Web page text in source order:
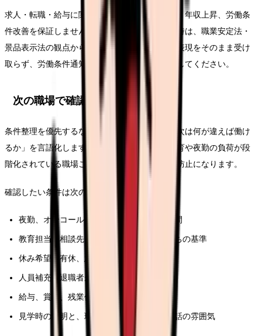
求人・転職・給与に関する内容は、内定、採用、年収上昇、労働条
件改善を保証しません。求人票や紹介文を見る時は、職業安定法・
景品表示法の観点から、断定的に有利に見える表現をそのまま受け
取らず、労働条件通知書や面接で具体的に確認してください。
次の職場で確認する条件
条件整理を優先するなら、求人票を見る前に「次は何が違えば働け
るか」を言語化します。相談先が複数ある、教育や夜勤の負荷が段
階化されている職場ことが、このテーマの再発防止になります。
確認したい条件は次の通りです。
夜勤、オンコール、残業、前残業、記録時間
教育担当、相談先、フォロー期間、独り立ちの基準
休み希望、有休、急な休みへの対応
人員補充、退職者が出た時の業務分担
給与、賞与、残業代、昇給、各種手当
見学時の説明と、現場スタッフの表情や会話の雰囲気